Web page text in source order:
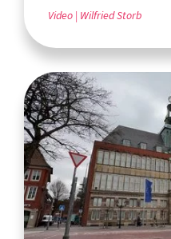
Video Wilfried Storb